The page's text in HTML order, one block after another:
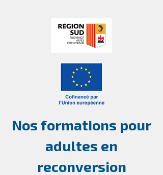
Nos formations pour
adultes en
reconversion